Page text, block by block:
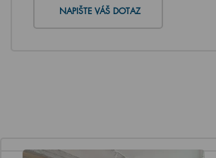
NAPIŠTE VÁŠ DOTAZ